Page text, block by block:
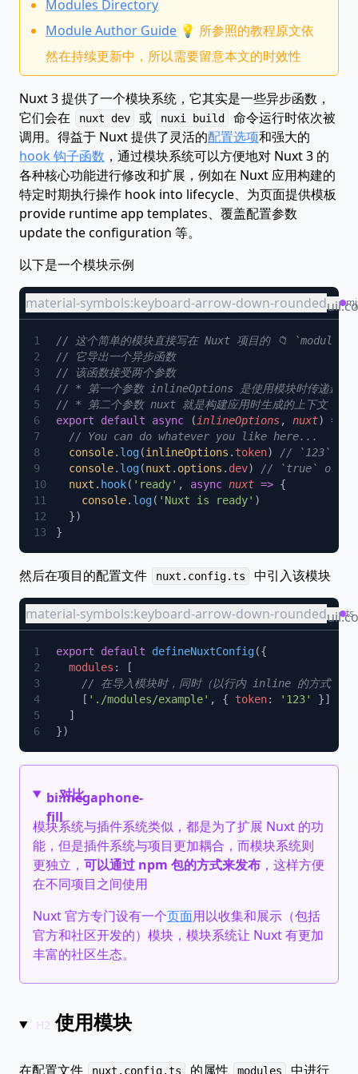
Modules Directory
Module Author Guide 💡 所参照的教程原文依
然在持续更新中，所以需要留意本文的时效性
Nuxt 3 提供了一个模块系统，它其实是一些异步函数，
它们会在
nuxt dev 或 nuxi build
命令运行时依次被
调用。得益于 Nuxt 提供了灵活的配置选项和强大的
hook 钩子函数 ，通过模块系统可以方便地对 Nuxt 3 的
各种核心功能进行修改和扩展，例如在 Nuxt 应用构建的
特定时期执行操作 hook into lifecycle、为页面提供模板
provide runtime app templates、覆盖配置参数
update the configuration 等。
以下是一个模块示例
material-symbols:keyboard-arrow-down-rounded
code
export default async ( inlineOptions, nuxt) =>
  console
. log(inlineOptions . token)
  console
. log(nuxt . options . dev)
  nuxt
. hook( 'ready' , async nuxt =>
    console
. log( 'Nuxt is ready'
然后在项目的配置文件 nuxt.config.ts 中引入该模块
material-symbols:keyboard-arrow-down-rounded ts
export default defineNuxtConfig
  modules
    [
'./modules/example' , { token: '123'
bi:megaphone-
fill
对比
模块系统与插件系统类似，都是为了扩展 Nuxt 的功
能，但是插件系统与项目更加耦合，而模块系统则
更独立， 可以通过 npm 包的方式来发布 ，这样方便
在不同项目之间使用
Nuxt 官方专门设有一个页面用以收集和展示（包括
官方和社区开发的）模块，模块系统让 Nuxt 有更加
丰富的社区生态。
使用模块
在配置文件 nuxt.config.ts 的属性 modules 中进行